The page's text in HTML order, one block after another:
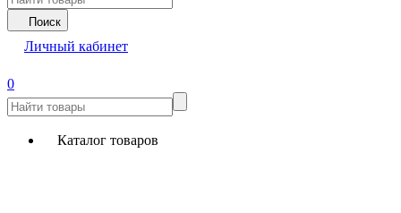
Поиск
Личный кабинет
0
Каталог товаров